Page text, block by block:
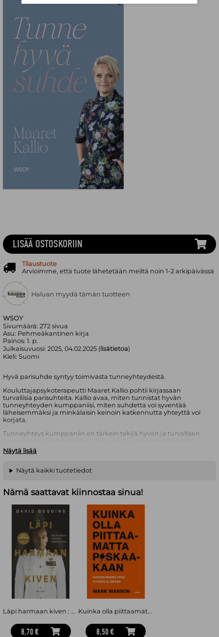
WSOY
Sivumäärä:272 sivua
Asu: Pehmeäkantinen kirja
Painos:1. p.
Julkaisuvuosi:2025, 04.02.2025 ( lisätietoa)
Kieli:Suomi
Hyvä parisuhde syntyy toimivasta tunneyhteydestä.
Kouluttajapsykoterapeutti Maaret Kallio pohtii kirjassaan
turvallisia parisuhteita. Kallio avaa, miten tunnistat hyvän
tunneyhteyden kumppaniisi, miten suhdetta voi syventää
läheisemmäksi ja minkälaisin keinoin katkennutta yhteyttä voi
korjata.
Tunneyhteys kumppaniin on tärkein tekijä hyvän ja turvallisen
paremmin suhteesi tilaa, pohtimaan läheisyyttänne tunnetasolla
sekä havainnoimaan suhteeseen vaikuttavia monia tekijöitä.
keinot havaita, käsitellä ja korjata niitä vaihtelevat suuresti eri
Parisuhteita ymmärtävässä kirjassa puhutaan niin läheisyydestä,
suhteessa on toiveikkuutta, ratkaistavia riitoja ja yhteinen katse
tulevaan. Kirjasta löytyy konkreettisia harjoituksia yksin ja
yhdessä tehtäväksi.
Maaret Kallio on laajasti seurattu kouluttajapsykoterapeutti,
kolumnisti ja kysytty luennoitsija, jonka Lujasti lempeä -kolumni
saavuttaa kymmeniätuhansia lukijoita aina ilmestyessään.
Hänen myötätuntoinen kiinnostuksensa ihmisenä olemisen
kaikkiin puoliin luo oivaltavan ja sovinnollisen väylän oppia
itsestämme ja toisistamme. Hänen kiitetyt teoksensa ja
verkkokurssinsa ovat olleet myyntimenestyksiä.
Näytä lisää
LISÄÄ OSTOSKORIIN
Tilaustuote
Arvioimme, että tuote lähetetään meiltä noin 1-2 arkipäivässä
Haluan myydä tämän tuotteen
Näytä kaikki tuotetiedot
Nämä saattavat kiinnostaa sinua!
Läpi harmaan kiven : Hallitse mielesi ja onnistu mahdottomassa
8,70 €
Kuinka olla piittaamatta p*skaakaan (pokkari) : nurinkurinen opas hyvään elämään
8,50 €